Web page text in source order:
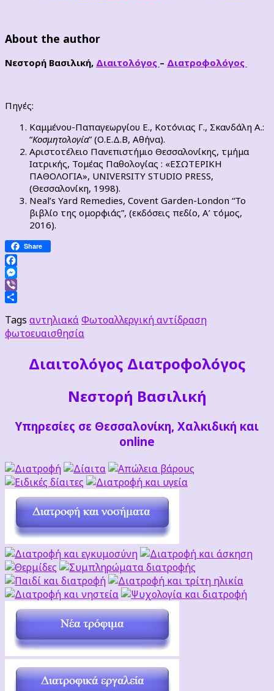
About the author
Νεστορή Βασιλική, Διαιτολόγος – Διατροφολόγος
Πηγές:
Καμμένου-Παπαγεωργίου Ε., Κοτόνιας Γ., Σκανδάλη Α.:
“Κοσμητολογία” (Ο.Ε.Δ.Β, Αθήνα).
Αριστοτέλειο Πανεπιστήμιο Θεσσαλονίκης, τμήμα
Ιατρικής, Τομέας Παθολογίας : «ΕΣΩΤΕΡΙΚΗ
ΠΑΘΟΛΟΓΙΑ», UNIVERSITY STUDIO PRESS,
(Θεσσαλονίκη, 1998).
Neal’s Yard Remedies, Covent Garden-London “Το
βιβλίο της ομορφιάς”, (εκδόσεις πεδίο, Α’ τόμος,
2016).
Share
Facebook
Messenger
Viber
Tags αντηλιακάΦωτοαλλεργική αντίδραση
φωτοευαισθησία
Διαιτoλόγος Διατροφολόγος
Νεστορή Βασιλική
Υπηρεσίες σε Θεσσαλονίκη, Χαλκιδική και
online